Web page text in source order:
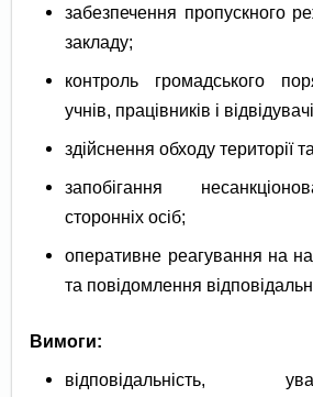
забезпечення пропускного
закладу;
контроль громадського
учнів, працівників і
здійснення обходу території
запобігання
сторонніх осіб;
оперативне реагування на
та повідомлення
Вимоги:
відповідальність,